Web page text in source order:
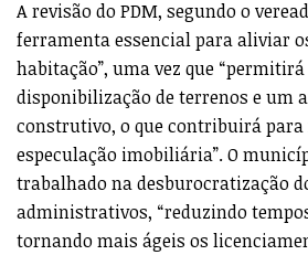
A revisão do PDM, segundo o
ferramenta essencial para aliviar
habitação”, uma vez que
disponibilização de terrenos e um
construtivo, o que contribuirá
especulação imobiliária”. O
trabalhado na desburocratização
administrativos, “reduzindo
tornando mais ágeis os